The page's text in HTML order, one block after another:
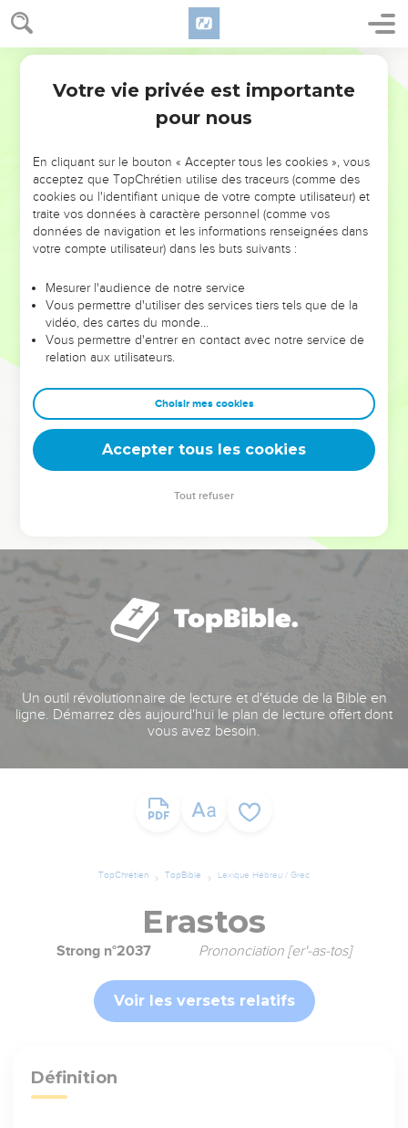
NE MANQUEZ PAS L’ÉVÉNEMENT
DE L’ANNÉE !
ET SI LEURS ERREURS POUVAIENT VOUS ÉVITER LES
VOTRES ?
leur foi ou leur vision. Mais on voit moins les doutes, les erreurs
et les saisons difficiles qu'ils ont traversés, alors même que ce
sont elles qui les ont façonnés.
Dans cette conférence, leaders, entrepreneurs, et responsables
clés pour avancer avec plus de sagesse afin que leurs erreurs
deviennent vos tremplins. Que vous guidiez un ministère, une
équipe, un groupe ou une famille, leur expérience est faite
Un outil révolutionnaire de lecture et d'étude de la Bible en
ligne. Démarrez dès aujourd'hui le plan de lecture offert dont
vous avez besoin.
TopChrétien TopBible Lexique Hébreu / Grec
Erastos
Strong n°2037 Prononciation [er'-as-tos]
Voir les versets relatifs
Définition
Votre vie privée est importante
pour nous
En cliquant sur le bouton « Accepter tous les cookies », vous
acceptez que TopChrétien utilise des traceurs (comme des
cookies ou l'identifiant unique de votre compte utilisateur) et
traite vos données à caractère personnel (comme vos
données de navigation et les informations renseignées dans
votre compte utilisateur) dans les buts suivants :
Mesurer l'audience de notre service
Vous permettre d'utiliser des services tiers tels que de la
vidéo, des cartes du monde…
Vous permettre d'entrer en contact avec notre service de
relation aux utilisateurs.
Choisir mes cookies
Accepter tous les cookies
Tout refuser